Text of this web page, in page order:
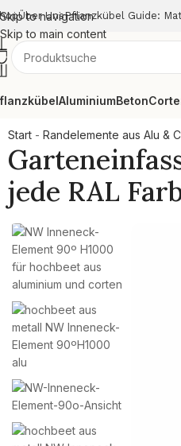
Skip to navigation
Skip to main content
Über UnsPflanzkübel Guide:
AluminiumBeton
Start - Randelemente aus Alu &
jede RAL